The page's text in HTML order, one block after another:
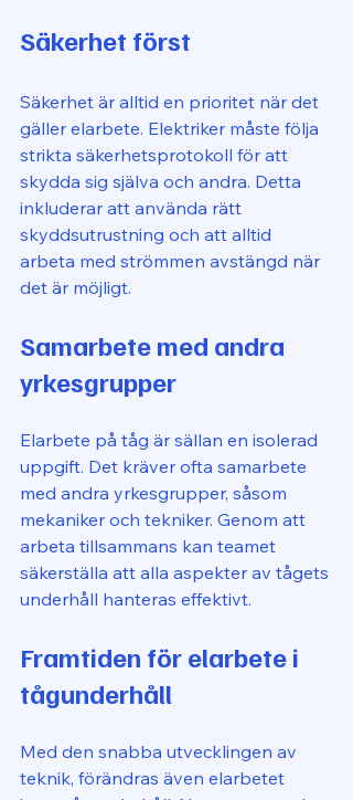
Säkerhet först
Säkerhet är alltid en prioritet när det
gäller elarbete. Elektriker måste följa
strikta säkerhetsprotokoll för att
skydda sig själva och andra. Detta
inkluderar att använda rätt
skyddsutrustning och att alltid
arbeta med strömmen avstängd när
det är möjligt.
Samarbete med andra
yrkesgrupper
Elarbete på tåg är sällan en isolerad
uppgift. Det kräver ofta samarbete
med andra yrkesgrupper, såsom
mekaniker och tekniker. Genom att
arbeta tillsammans kan teamet
säkerställa att alla aspekter av tågets
underhåll hanteras effektivt.
Framtiden för elarbete i
tågunderhåll
Med den snabba utvecklingen av
teknik, förändras även elarbetet